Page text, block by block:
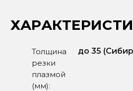
Толщина
резки
плазмой
(мм):
до 35